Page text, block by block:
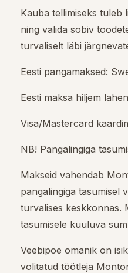
Kauba tellimiseks tuleb
ning valida sobiv
turvaliselt läbi
Eesti pangamaksed:
Eesti maksa hiljem
Visa/Mastercard
NB! Pangalingiga
Makseid vahendab
pangalingiga tasumisel
turvalises keskkonnas.
tasumisele kuuluva
Veebipoe omanik on
volitatud töötleja